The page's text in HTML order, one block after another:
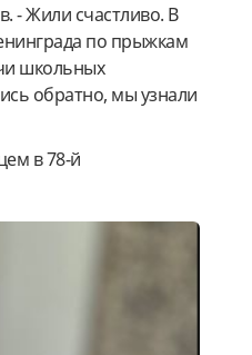
- Жили счастливо. В
по прыжкам
школьных
обратно, мы узнали
в 78-й